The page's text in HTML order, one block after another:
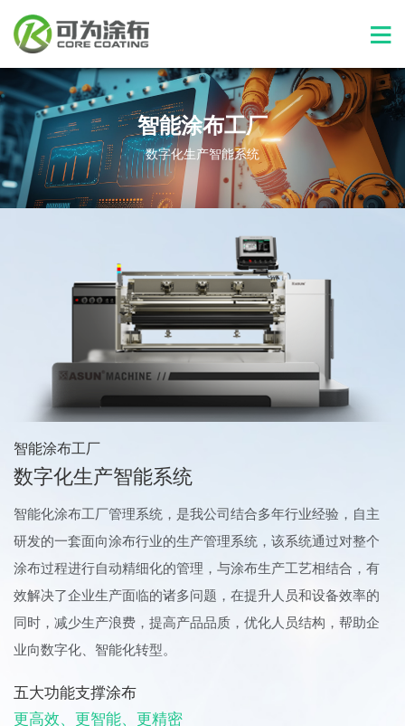
智能涂布工厂
数字化生产智能系统
智能涂布工厂
数字化生产智能系统
智能化涂布工厂管理系统，是我公司结合多年行业经验，自主
研发的一套面向涂布行业的生产管理系统，该系统通过对整个
涂布过程进行自动精细化的管理，与涂布生产工艺相结合，有
效解决了企业生产面临的诸多问题，在提升人员和设备效率的
同时，减少生产浪费，提高产品品质，优化人员结构，帮助企
业向数字化、智能化转型。
五大功能支撑涂布
更高效、更智能、更精密